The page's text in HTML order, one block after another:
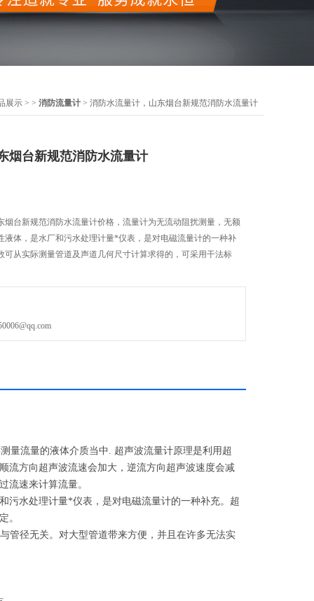
展示 > > 消防流量计 > 消防水流量计，山东烟台新规范消防水流量计
烟台新规范消防水流量计
烟台新规范消防水流量计价格，流量计为无流动阻扰测量，无额
液体，是水厂和污水处理计量*仪表，是对电磁流量计的一种补
可从实际测量管道及声道几何尺寸计算求得的，可采用干法标
量流量的液体介质当中. 超声波流量计原理是利用超
流方向超声波流速会加大，逆流方向超声波速度会减
流速来计算流量。
污水处理计量*仪表，是对电磁流量计的一种补充。超
。
管径无关。对大型管道带来方便，并且在许多无法实